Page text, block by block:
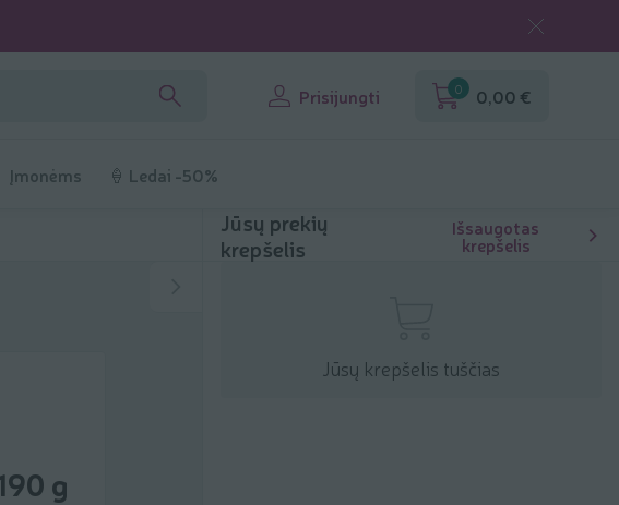
Prisijungti 0 0,00 €
Įmonėms 🍦 Ledai -50%
g
Jūsų prekių
krepšelis
Išsaugotas
krepšelis
Jūsų krepšelis tuščias